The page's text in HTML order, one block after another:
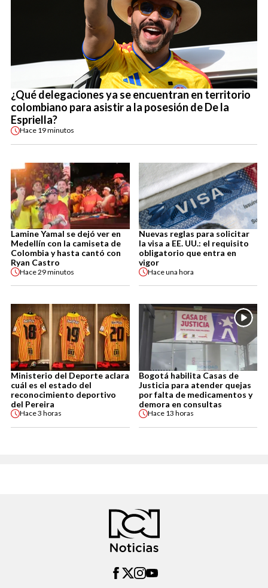
¿Qué delegaciones ya se encuentran en territorio
colombiano para asistir a la posesión de De la
Espriella?
Hace 19 minutos
Lamine Yamal se dejó ver en
Medellín con la camiseta de
Colombia y hasta cantó con
Ryan Castro
Hace29 minutos
Nuevas reglas para solicitar
la visa a EE. UU.: el requisito
obligatorio que entra en
vigor
Haceuna hora
Ministerio del Deporte aclara
cuál es el estado del
reconocimiento deportivo
del Pereira
Hace3 horas
Bogotá habilita Casas de
Justicia para atender quejas
por falta de medicamentos y
demora en consultas
Hace 13 horas